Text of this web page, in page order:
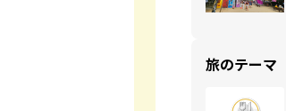
旅のテーマ